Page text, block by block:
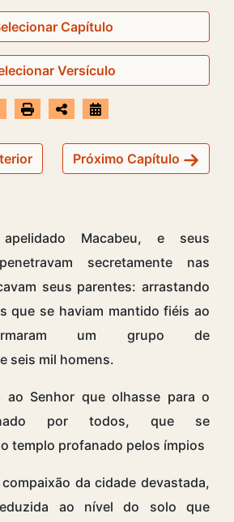
Capítulo
Versículo
Próximo Capítulo
Macabeu, e seus
secretamente nas
seus parentes: arrastando
que se haviam mantido fiéis ao
um grupo de
seis mil homens.
ao Senhor que olhasse para o
por todos, que se
templo profanado pelos ímpios
da cidade devastada,
ao nível do solo que